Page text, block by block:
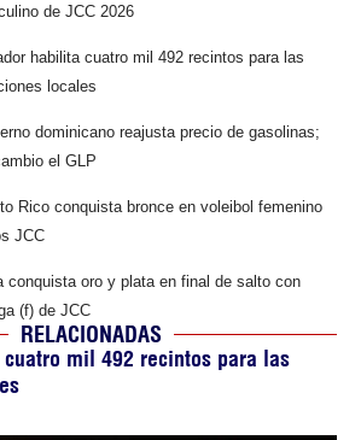
de JCC 2026
habilita cuatro mil 492 recintos para las
locales
dominicano reajusta precio de gasolinas;
el GLP
Rico conquista bronce en voleibol femenino
JCC
conquista oro y plata en final de salto con
(f) de JCC
RELACIONADAS
mil 492 recintos para las